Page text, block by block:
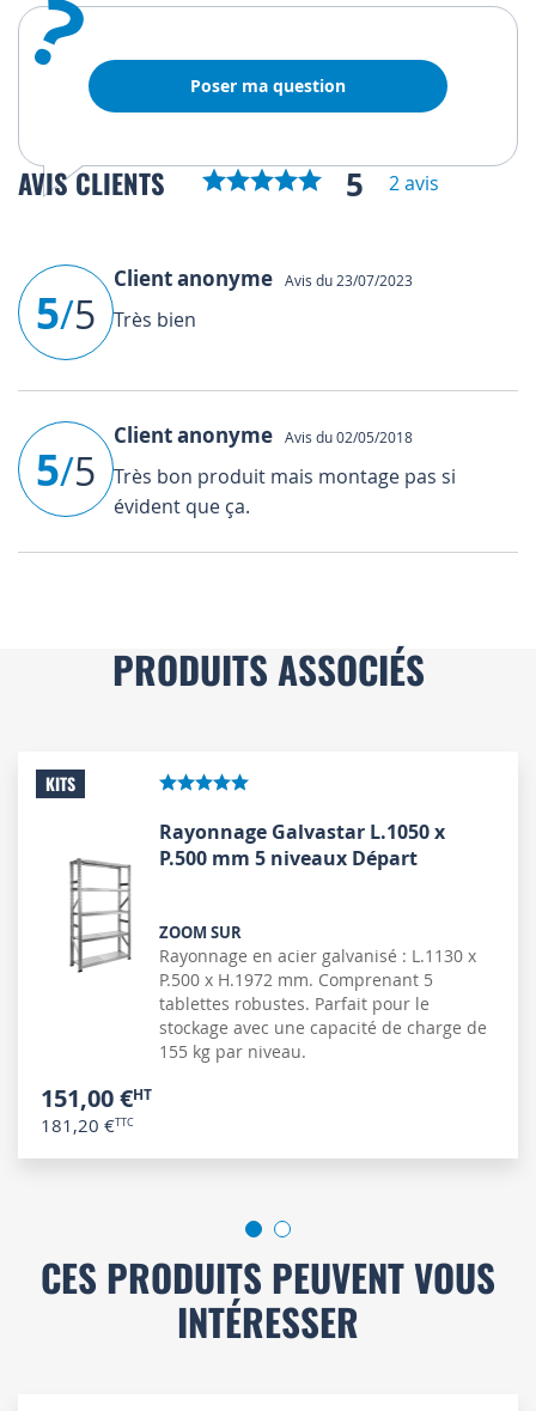
? Poser ma question
AVIS CLIENTS 5 2 avis
5/5
Client anonyme Avis du 23/07/2023
Très bien
5/5
Client anonyme Avis du 02/05/2018
Très bon produit mais montage pas si
évident que ça.
PRODUITS ASSOCIÉS
KITS
Rayonnage Galvastar L.1050 x
P.500 mm 5 niveaux Départ
ZOOM SUR
Rayonnage en acier galvanisé : L.1130 x
P.500 x H.1972 mm. Comprenant 5
tablettes robustes. Parfait pour le
stockage avec une capacité de charge de
155 kg par niveau.
151,00 €
181,20 €
CES PRODUITS PEUVENT VOUS
INTÉRESSER